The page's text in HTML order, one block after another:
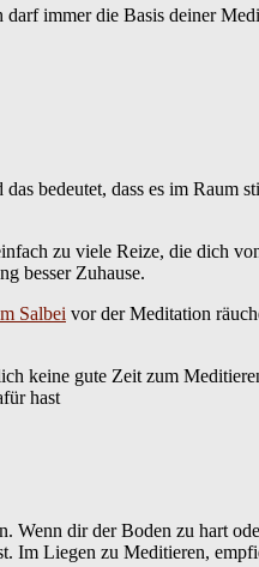
immer die Basis deiner
bedeutet, dass es im Raum
zu viele Reize, die dich
besser Zuhause.
Salbei vor der Meditation
keine gute Zeit zum
hast
Wenn dir der Boden zu hart
Im Liegen zu Meditieren,